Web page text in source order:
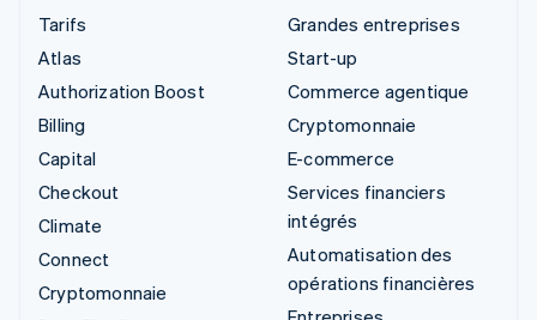
Tarifs
Atlas
Authorization Boost
Billing
Capital
Checkout
Climate
Connect
Cryptomonnaie
Grandes entreprises
Start-up
Commerce agentique
Cryptomonnaie
E-commerce
Services financiers
intégrés
Automatisation des
opérations financières